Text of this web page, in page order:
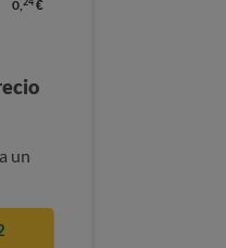
0,
€
un